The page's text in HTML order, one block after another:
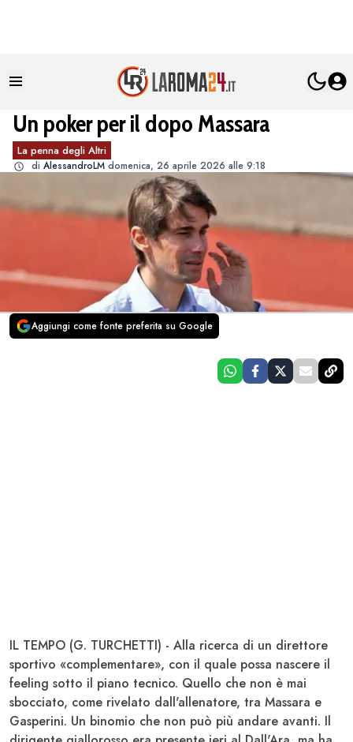
Un poker per il dopo Massara
La penna degli Altri
di AlessandroLM domenica, 26 aprile 2026 alle 9:18
Aggiungi come fonte preferita su Google
IL TEMPO (G. TURCHETTI) - Alla ricerca di un direttore
sportivo «complementare», con il quale possa nascere il
feeling sotto il piano tecnico. Quello che non è mai
sbocciato, come rivelato dall'allenatore, tra Massara e
Gasperini. Un binomio che non può più andare avanti. Il